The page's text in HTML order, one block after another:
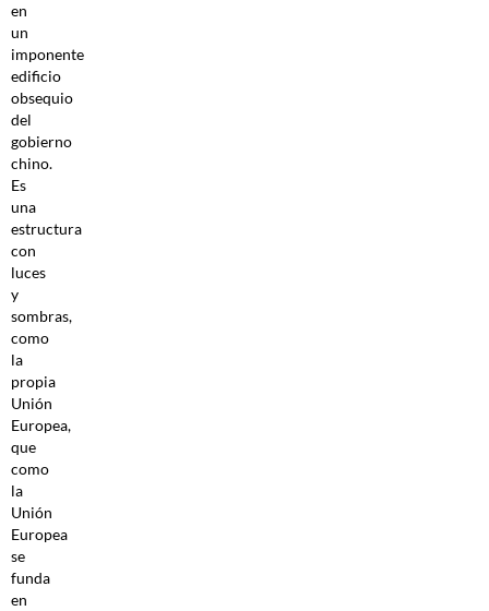
en
un
imponente
edificio
obsequio
del
gobierno
chino.
Es
una
estructura
con
luces
y
sombras,
como
la
propia
Unión
Europea,
que
como
la
Unión
Europea
se
funda
en